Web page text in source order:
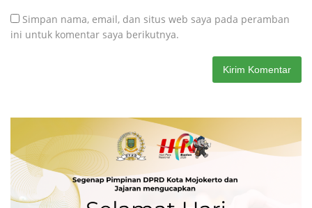
Simpan nama, email, dan situs web saya pada peramban
ini untuk komentar saya berikutnya.